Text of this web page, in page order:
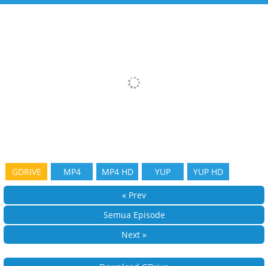
GDRIVE MP4 MP4 HD YUP YUP HD
« Prev
Semua Episode
Next »